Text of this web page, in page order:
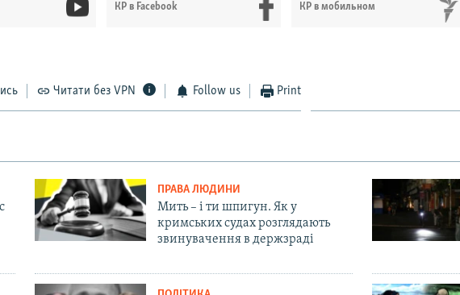
КР в Facebook КР в мобильном
Читати без VPN Follow us Print
ПРАВА ЛЮДИНИ
Мить – і ти шпигун. Як у
кримських судах розглядають
звинувачення в держзраді